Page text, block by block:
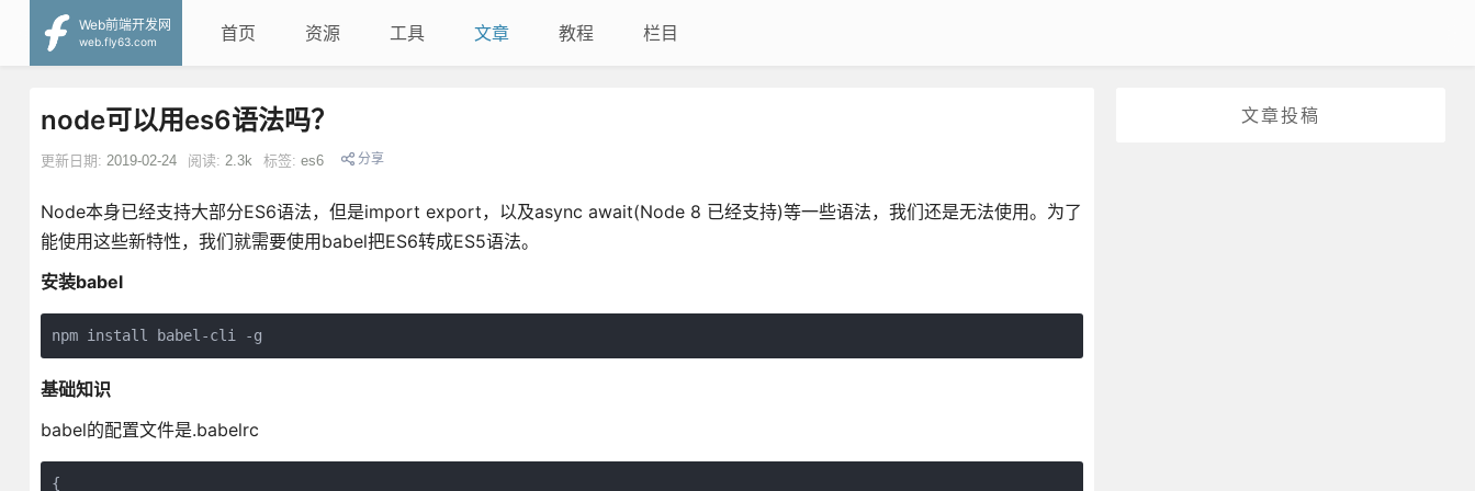
Web前端开发网
web.fly63.com
首页 资源 工具 文章 教程 栏目
文章投稿
node可以用es6语法吗？
更新日期: 2019-02-24 阅读: 2.3k 标签: es6 分享
Node本身已经支持大部分ES6语法，但是import export，以及async await(Node 8 已经支持)等一些语法，我们还是无法使用。为了
能使用这些新特性，我们就需要使用babel把ES6转成ES5语法。
安装babel
npm install babel-cli -g
基础知识
babel的配置文件是.babelrc
{